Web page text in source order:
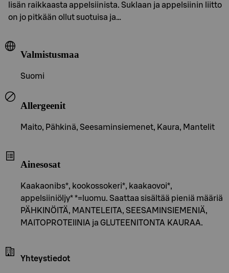
lisän raikkaasta appelsiinista. Suklaan ja appelsiinin liitto
on jo pitkään ollut suotuisa ja…
Valmistusmaa
Suomi
Allergeenit
Maito, Pähkinä, Seesaminsiemenet, Kaura, Mantelit
Ainesosat
Kaakaonibs*, kookossokeri*, kaakaovoi*,
appelsiiniöljy* *=luomu. Saattaa sisältää pieniä määriä
PÄHKINÖITÄ, MANTELEITA, SEESAMINSIEMENIÄ,
MAITOPROTEIINIA ja GLUTEENITONTA KAURAA.
Yhteystiedot